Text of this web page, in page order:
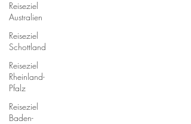
Reiseziel
Australien
Reiseziel
Schottland
Reiseziel
Rheinland-
Pfalz
Reiseziel
Baden-